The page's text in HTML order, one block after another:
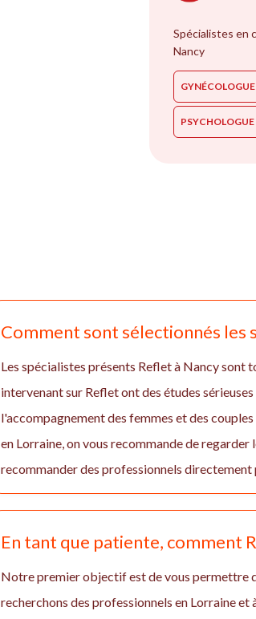
Spécialistes en
Nancy
GYNÉCOLOGUE
PSYCHOLOGUE
Comment sont sélectionnés les
Les spécialistes présents Reflet à Nancy sont
intervenant sur Reflet ont des études
l'accompagnement des femmes et des
en Lorraine, on vous recommande de
recommander des professionnels
En tant que patiente, comment
Notre premier objectif est de vous permettre
recherchons des professionnels en Lorraine